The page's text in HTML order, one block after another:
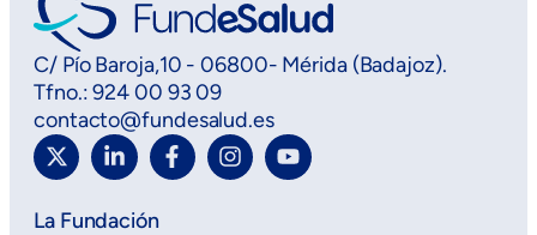
C/ Pío Baroja,10 - 06800- Mérida (Badajoz).
Tfno.: 924 00 93 09
contacto@fundesalud.es
La Fundación